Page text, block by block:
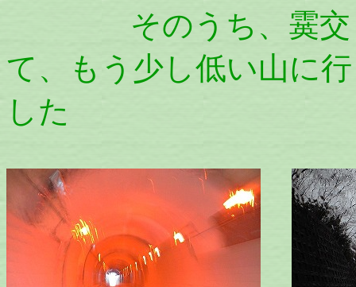
そのうち、霙交じ
て、もう少し低い山に
した